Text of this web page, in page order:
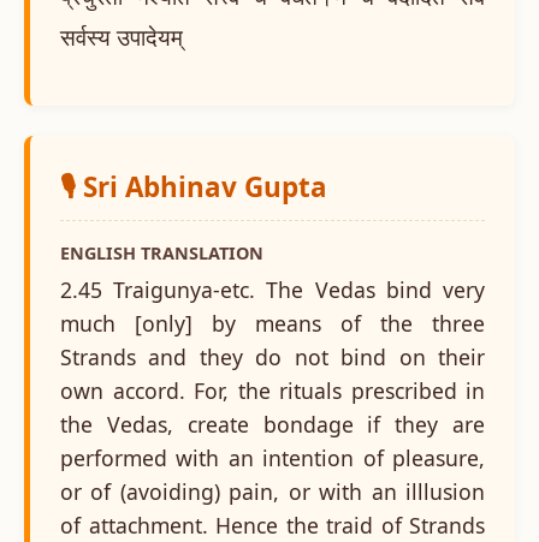
सर्वस्य उपादेयम्
🎙️ Sri Abhinav Gupta
ENGLISH TRANSLATION
2.45 Traigunya-etc. The Vedas bind very
much [only] by means of the three
Strands and they do not bind on their
own accord. For, the rituals prescribed in
the Vedas, create bondage if they are
performed with an intention of pleasure,
or of (avoiding) pain, or with an illlusion
of attachment. Hence the traid of Strands